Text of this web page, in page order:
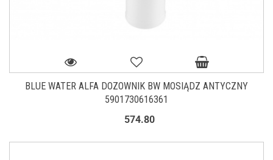
BLUE WATER ALFA DOZOWNIK BW MOSIĄDZ ANTYCZNY
5901730616361
574.80